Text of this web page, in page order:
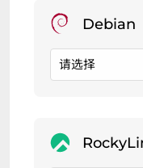
请选择